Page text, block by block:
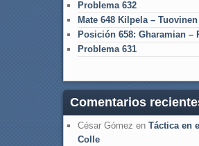
Problema 632
Mate 648 Kilpela – Tuovinen
Posición 658: Gharamian –
Problema 631
Comentarios
César Gómez en Táctica en
Colle